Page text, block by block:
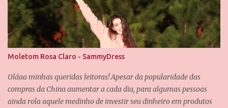
fórmula dos esmaltes é 4free , traduzindo, é livre de 4 substâncias
que podem fazer mal as unhas e são causadoras de alergias...
Essas substâncias são: formaldeído, tolueno, DBP e Resina . As
demais informações sobre os esmaltes estão na caixinha, como a
composição e a validade. Os esmaltes vem nessa caixinha preta e
chique, fora o próprio vidrinho dos esmaltes que é muito lindo
também. A coleção possuí oito esmaltes na linha regular e dois de
edição limitada, vou mostrar p...
Moletom Rosa Claro - SammyDress
Oláaa minhas queridas leitoras! Apesar da popularidade das
compras da China aumentar a cada dia, para algumas pessoas
ainda rola aquele medinho de investir seu dinheiro em produtos